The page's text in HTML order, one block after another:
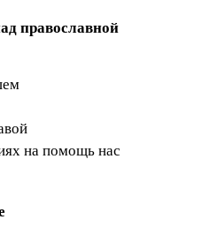
православной
на помощь нас